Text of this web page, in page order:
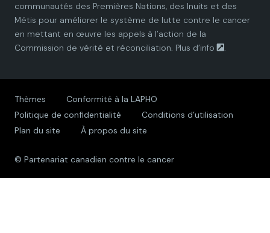
r
t
e
h
r
t
e
h
r
t
e
h
r
t
e
h
r
t
h
communautés des Premières Nations, des Inuits et des
Métis pour améliorer le système de lutte contre le cancer
en mettant en œuvre les appels à l’action de la
Commission de vérité et réconciliation. Plus d’info .
Thèmes
Conformité à la LAPHO
Politique de confidentialité
Conditions d’utilisation
Plan du site
À propos du site
© Partenariat canadien contre le cancer